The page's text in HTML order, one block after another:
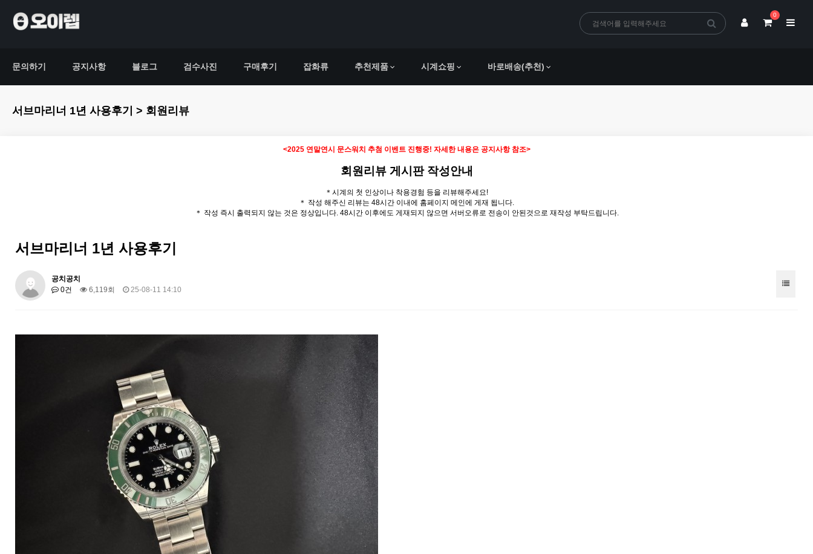
0
문의하기 공지사항 블로그 검수사진 구매후기 잡화류 추천제품 시계쇼핑 바로배송(추천)
서브마리너 1년 사용후기 > 회원리뷰
<2025 연말연시 문스워치 추첨 이벤트 진행중! 자세한 내용은 공지사항 참조>
회원리뷰 게시판 작성안내
＊시계의 첫 인상이나 착용경험 등을 리뷰해주세요!
＊ 작성 해주신 리뷰는 48시간 이내에 홈페이지 메인에 게재 됩니다.
＊ 작성 즉시 출력되지 않는 것은 정상입니다. 48시간 이후에도 게재되지 않으면 서버오류로 전송이 안된것으로 재작성 부탁드립니다.
서브마리너 1년 사용후기
공치공치
0건
6,119회 25-08-11 14:10